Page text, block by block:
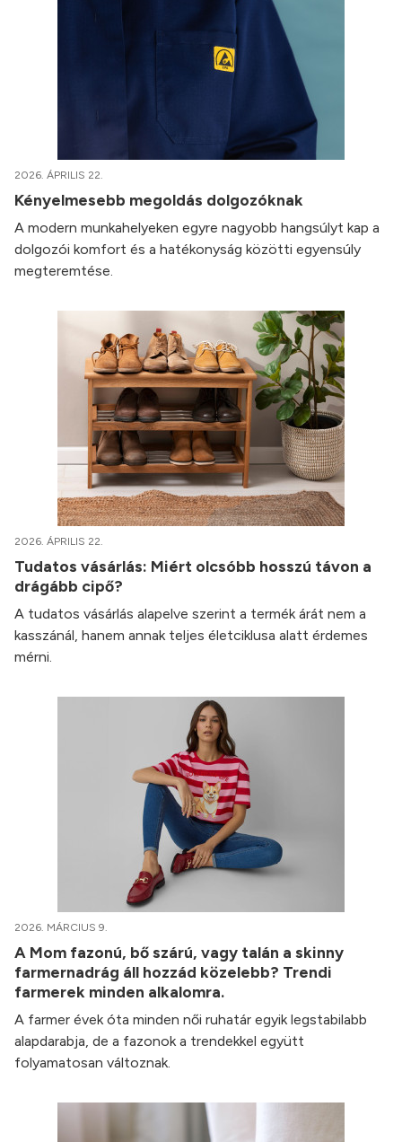
2026. ÁPRILIS 22.
Kényelmesebb megoldás dolgozóknak
A modern munkahelyeken egyre nagyobb hangsúlyt kap a
dolgozói komfort és a hatékonyság közötti egyensúly
megteremtése.
2026. ÁPRILIS 22.
Tudatos vásárlás: Miért olcsóbb hosszú távon a
drágább cipő?
A tudatos vásárlás alapelve szerint a termék árát nem a
kasszánál, hanem annak teljes életciklusa alatt érdemes
mérni.
2026. MÁRCIUS 9.
A Mom fazonú, bő szárú, vagy talán a skinny
farmernadrág áll hozzád közelebb? Trendi
farmerek minden alkalomra.
A farmer évek óta minden női ruhatár egyik legstabilabb
alapdarabja, de a fazonok a trendekkel együtt
folyamatosan változnak.